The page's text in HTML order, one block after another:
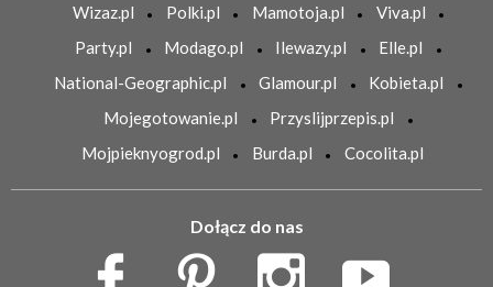
Wizaz.pl Polki.pl Mamotoja.pl
Viva.pl
Party.pl
Modago.pl Ilewazy.pl
Elle.pl
National-Geographic.pl
Glamour.pl
Kobieta.pl
Mojegotowanie.pl
Przyslijprzepis.pl
Mojpieknyogrod.pl
Burda.pl Cocolita.pl
Dołącz do nas